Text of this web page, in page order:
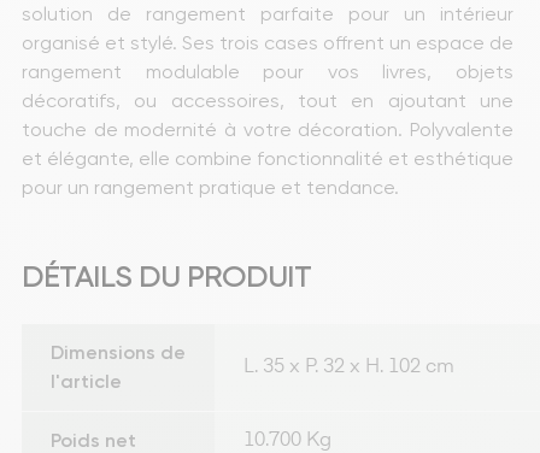
solution de rangement parfaite pour un intérieur
organisé et stylé. Ses trois cases offrent un espace de
rangement modulable pour vos livres, objets
décoratifs, ou accessoires, tout en ajoutant une
touche de modernité à votre décoration. Polyvalente
et élégante, elle combine fonctionnalité et esthétique
pour un rangement pratique et tendance.
DÉTAILS DU PRODUIT
Dimensions de
l'article
L. 35 x P. 32 x H. 102 cm
Poids net 10.700 Kg